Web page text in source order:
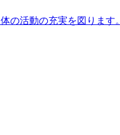
の活動の充実を図ります。